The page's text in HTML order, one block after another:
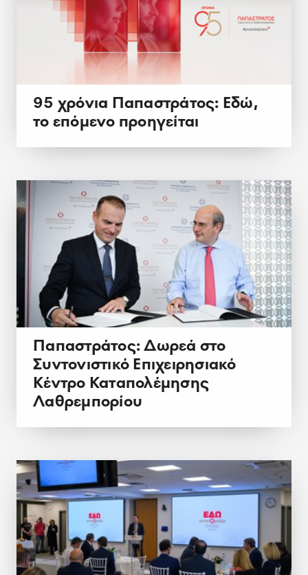
95 χρόνια Παπαστράτος: Εδώ,
το επόμενο προηγείται
Παπαστράτος: Δωρεά στο
Συντονιστικό Επιχειρησιακό
Κέντρο Καταπολέμησης
Λαθρεμπορίου